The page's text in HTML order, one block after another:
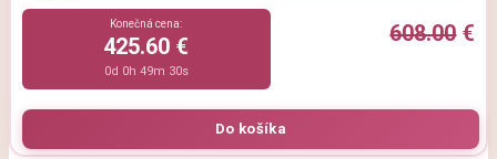
608.00€
Konečná cena:
425.60 €
0d 0h 49m 29s